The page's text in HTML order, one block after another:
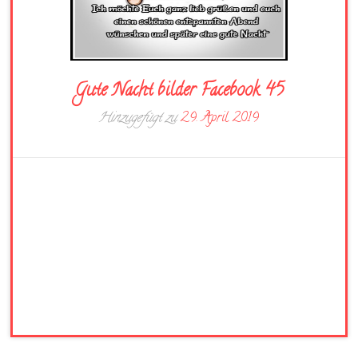
Gute Nacht bilder Facebook 45
Hinzugefügt zu29. April 2019